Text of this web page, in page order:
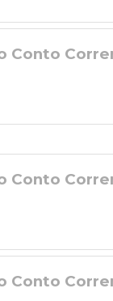
Conto
Conto
Conto